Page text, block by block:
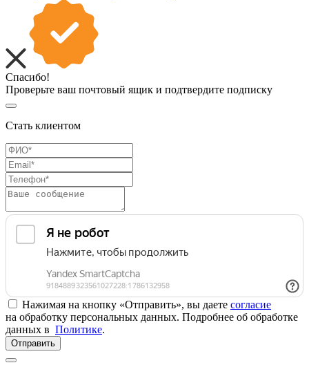
Спасибо!
Проверьте ваш почтовый ящик и подтвердите подписку
Стать клиентом
Нажимая на кнопку «Отправить», вы даете согласие
на обработку персональных данных. Подробнее об обработке
данных в Политике.
Отправить